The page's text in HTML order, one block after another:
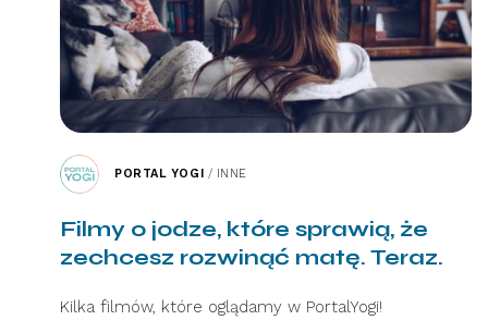
PORTAL YOGI / INNE
Filmy o jodze, które sprawią, że
zechcesz rozwinąć matę. Teraz.
Kilka filmów, które oglądamy w PortalYogi!